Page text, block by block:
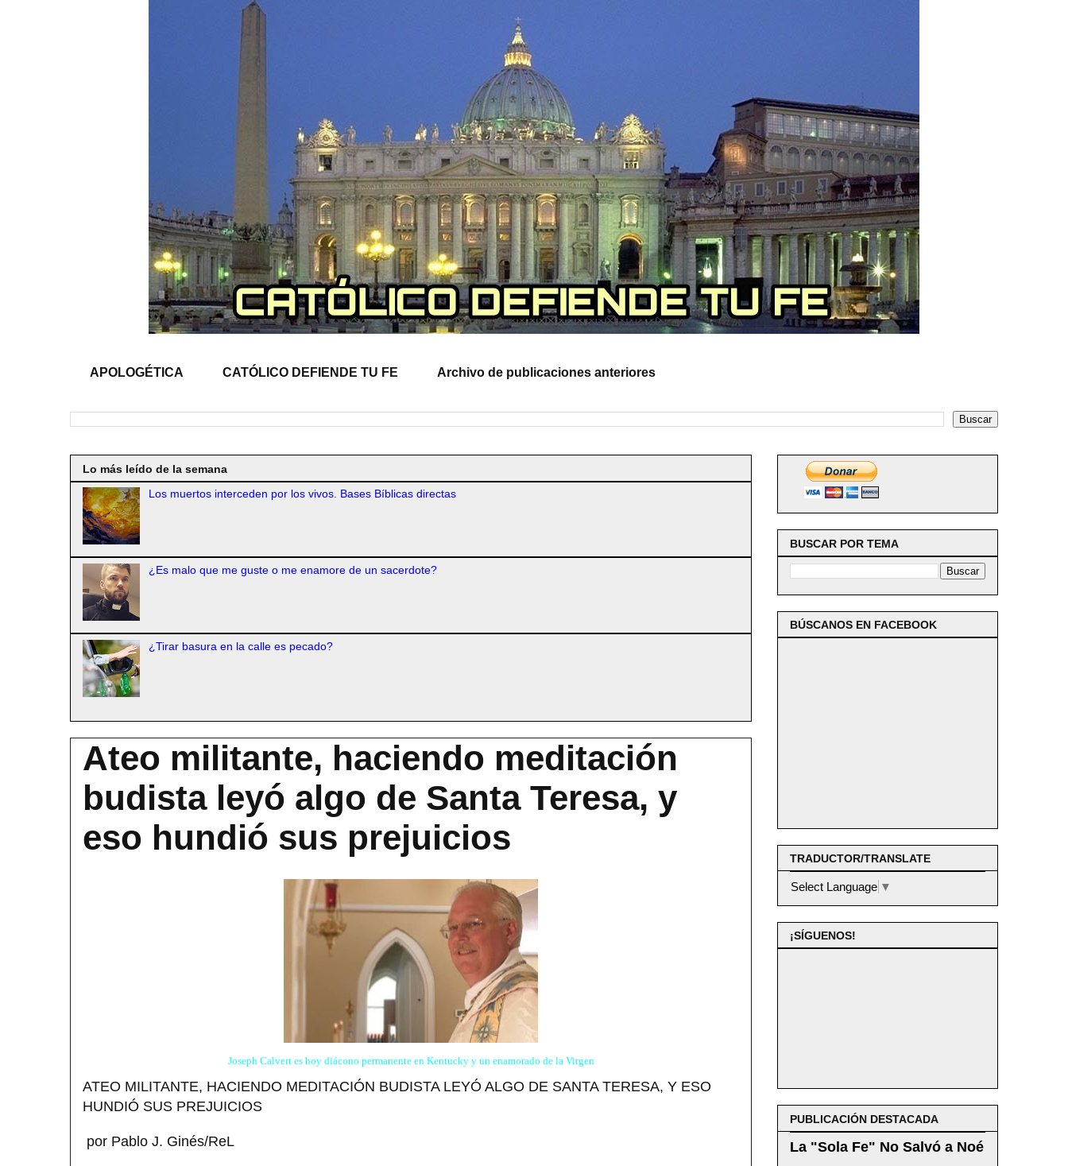
APOLOGÉTICA CATÓLICO DEFIENDE TU FE Archivo de publicaciones anteriores
Lo más leído de la semana
Los muertos interceden por los vivos. Bases Bíblicas directas
¿Es malo que me guste o me enamore de un sacerdote?
¿Tirar basura en la calle es pecado?
Ateo militante, haciendo meditación
budista leyó algo de Santa Teresa, y
eso hundió sus prejuicios
Joseph Calvert es hoy diácono permanente en Kentucky y un enamorado de la Virgen
ATEO MILITANTE, HACIENDO MEDITACIÓN BUDISTA LEYÓ ALGO DE SANTA TERESA, Y ESO
HUNDIÓ SUS PREJUICIOS
por Pablo J. Ginés/ReL
BUSCAR POR TEMA
BÚSCANOS EN FACEBOOK
TRADUCTOR/TRANSLATE
Select Language ▼
¡SÍGUENOS!
PUBLICACIÓN DESTACADA
La "Sola Fe" No Salvó a Noé